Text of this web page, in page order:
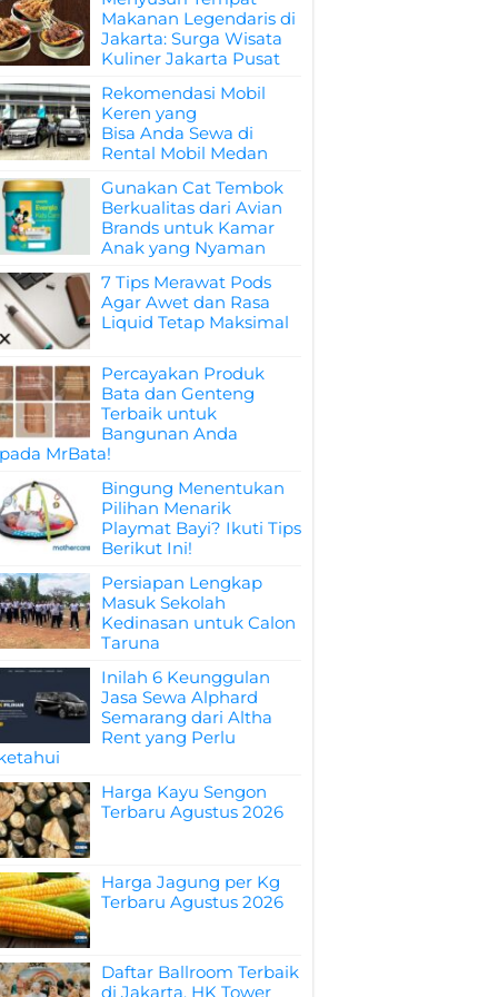
Makanan Legendaris di
Jakarta: Surga Wisata
Kuliner Jakarta Pusat
Rekomendasi Mobil
Keren yang
Bisa Anda Sewa di
Rental Mobil Medan
Gunakan Cat Tembok
Berkualitas dari Avian
Brands untuk Kamar
Anak yang Nyaman
7 Tips Merawat Pods
Agar Awet dan Rasa
Liquid Tetap Maksimal
Percayakan Produk
Bata dan Genteng
Terbaik untuk
Bangunan Anda
MrBata!
Bingung Menentukan
Pilihan Menarik
Playmat Bayi? Ikuti Tips
Berikut Ini!
Persiapan Lengkap
Masuk Sekolah
Kedinasan untuk Calon
Taruna
Inilah 6 Keunggulan
Jasa Sewa Alphard
Semarang dari Altha
Rent yang Perlu
Harga Kayu Sengon
Terbaru Agustus 2026
Harga Jagung per Kg
Terbaru Agustus 2026
Daftar Ballroom Terbaik
di Jakarta, HK Tower